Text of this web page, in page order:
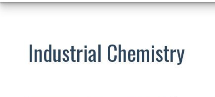
Industrial Chemistry